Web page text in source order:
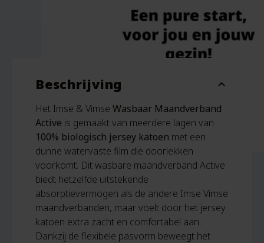
Beschrijving expand_more
Het Imse & Vimse Wasbaar Maandverband
Active is gemaakt van meerdere lagen van
100% biologisch jersey katoen met een
dunne watervaste film die doorlekken
voorkomt. Dit wasbare maandverband Active
biedt hetzelfde uitstekende
absorptievermogen als de andere Imse Vimse
maandverbanden, maar voelt door het jersey
katoen extra zacht en comfortabel aan.
Dankzij de flexibele pasvorm beweegt het